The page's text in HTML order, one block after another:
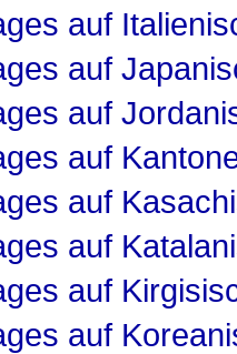
auf
auf
auf
auf
auf
auf
auf
auf